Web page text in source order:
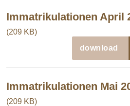
Immatrikulationen April
(209 KB)
download
Immatrikulationen Mai
(209 KB)